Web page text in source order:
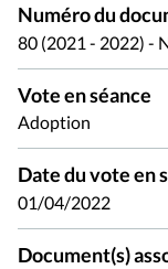
Numéro du
80 (2021 - 2022) -
Vote en séance
Adoption
Date du vote en
01/04/2022
Document(s)